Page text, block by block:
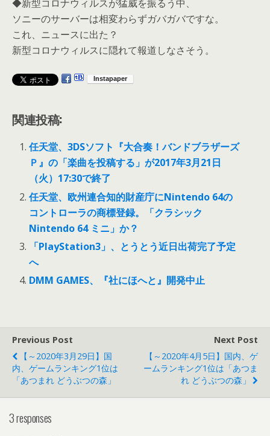
◆新型コロナウィルスが猛威を振るう中、
ソニーのサーバーは相変わらずガバガバですな。
これ、ニュースに出た？
新型コロナウィルスに隠れて報道しなさそう。
関連投稿:
任天堂、3DSソフト『大合奏！バンドブラザーズ
Ｐ』の「楽曲を投稿する」が2017年3月21日
（火）17:30で終了
任天堂、欧州連合知的財産庁にNintendo 64の
コントローラの商標登録。「クラシック
Nintendo 64 ミニ」か？
「PlayStation3」、とうとう近日出荷完了予定
へ
DMM GAMES、『社にほへと』開発中止
Previous Post
【～2020年3月29日】国
内、ゲームランキング1位は
「あつまれ どうぶつの森」
Next Post
【～2020年4月5日】国内、ゲ
ームランキング1位は「あつま
れ どうぶつの森」
3 responses